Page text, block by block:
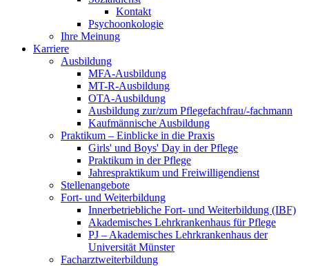
Kontakt
Psychoonkologie
Ihre Meinung
Karriere
Ausbildung
MFA-Ausbildung
MT-R-Ausbildung
OTA-Ausbildung
Ausbildung zur/zum Pflegefachfrau/-fachmann
Kaufmännische Ausbildung
Praktikum – Einblicke in die Praxis
Girls' und Boys' Day in der Pflege
Praktikum in der Pflege
Jahrespraktikum und Freiwilligendienst
Stellenangebote
Fort- und Weiterbildung
Innerbetriebliche Fort- und Weiterbildung (IBF)
Akademisches Lehrkrankenhaus für Pflege
PJ – Akademisches Lehrkrankenhaus der
Universität Münster
Facharztweiterbildung